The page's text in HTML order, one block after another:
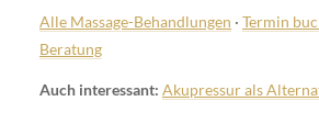
Alle Massage-Behandlungen · Termin
Beratung
Auch interessant: Akupressur als